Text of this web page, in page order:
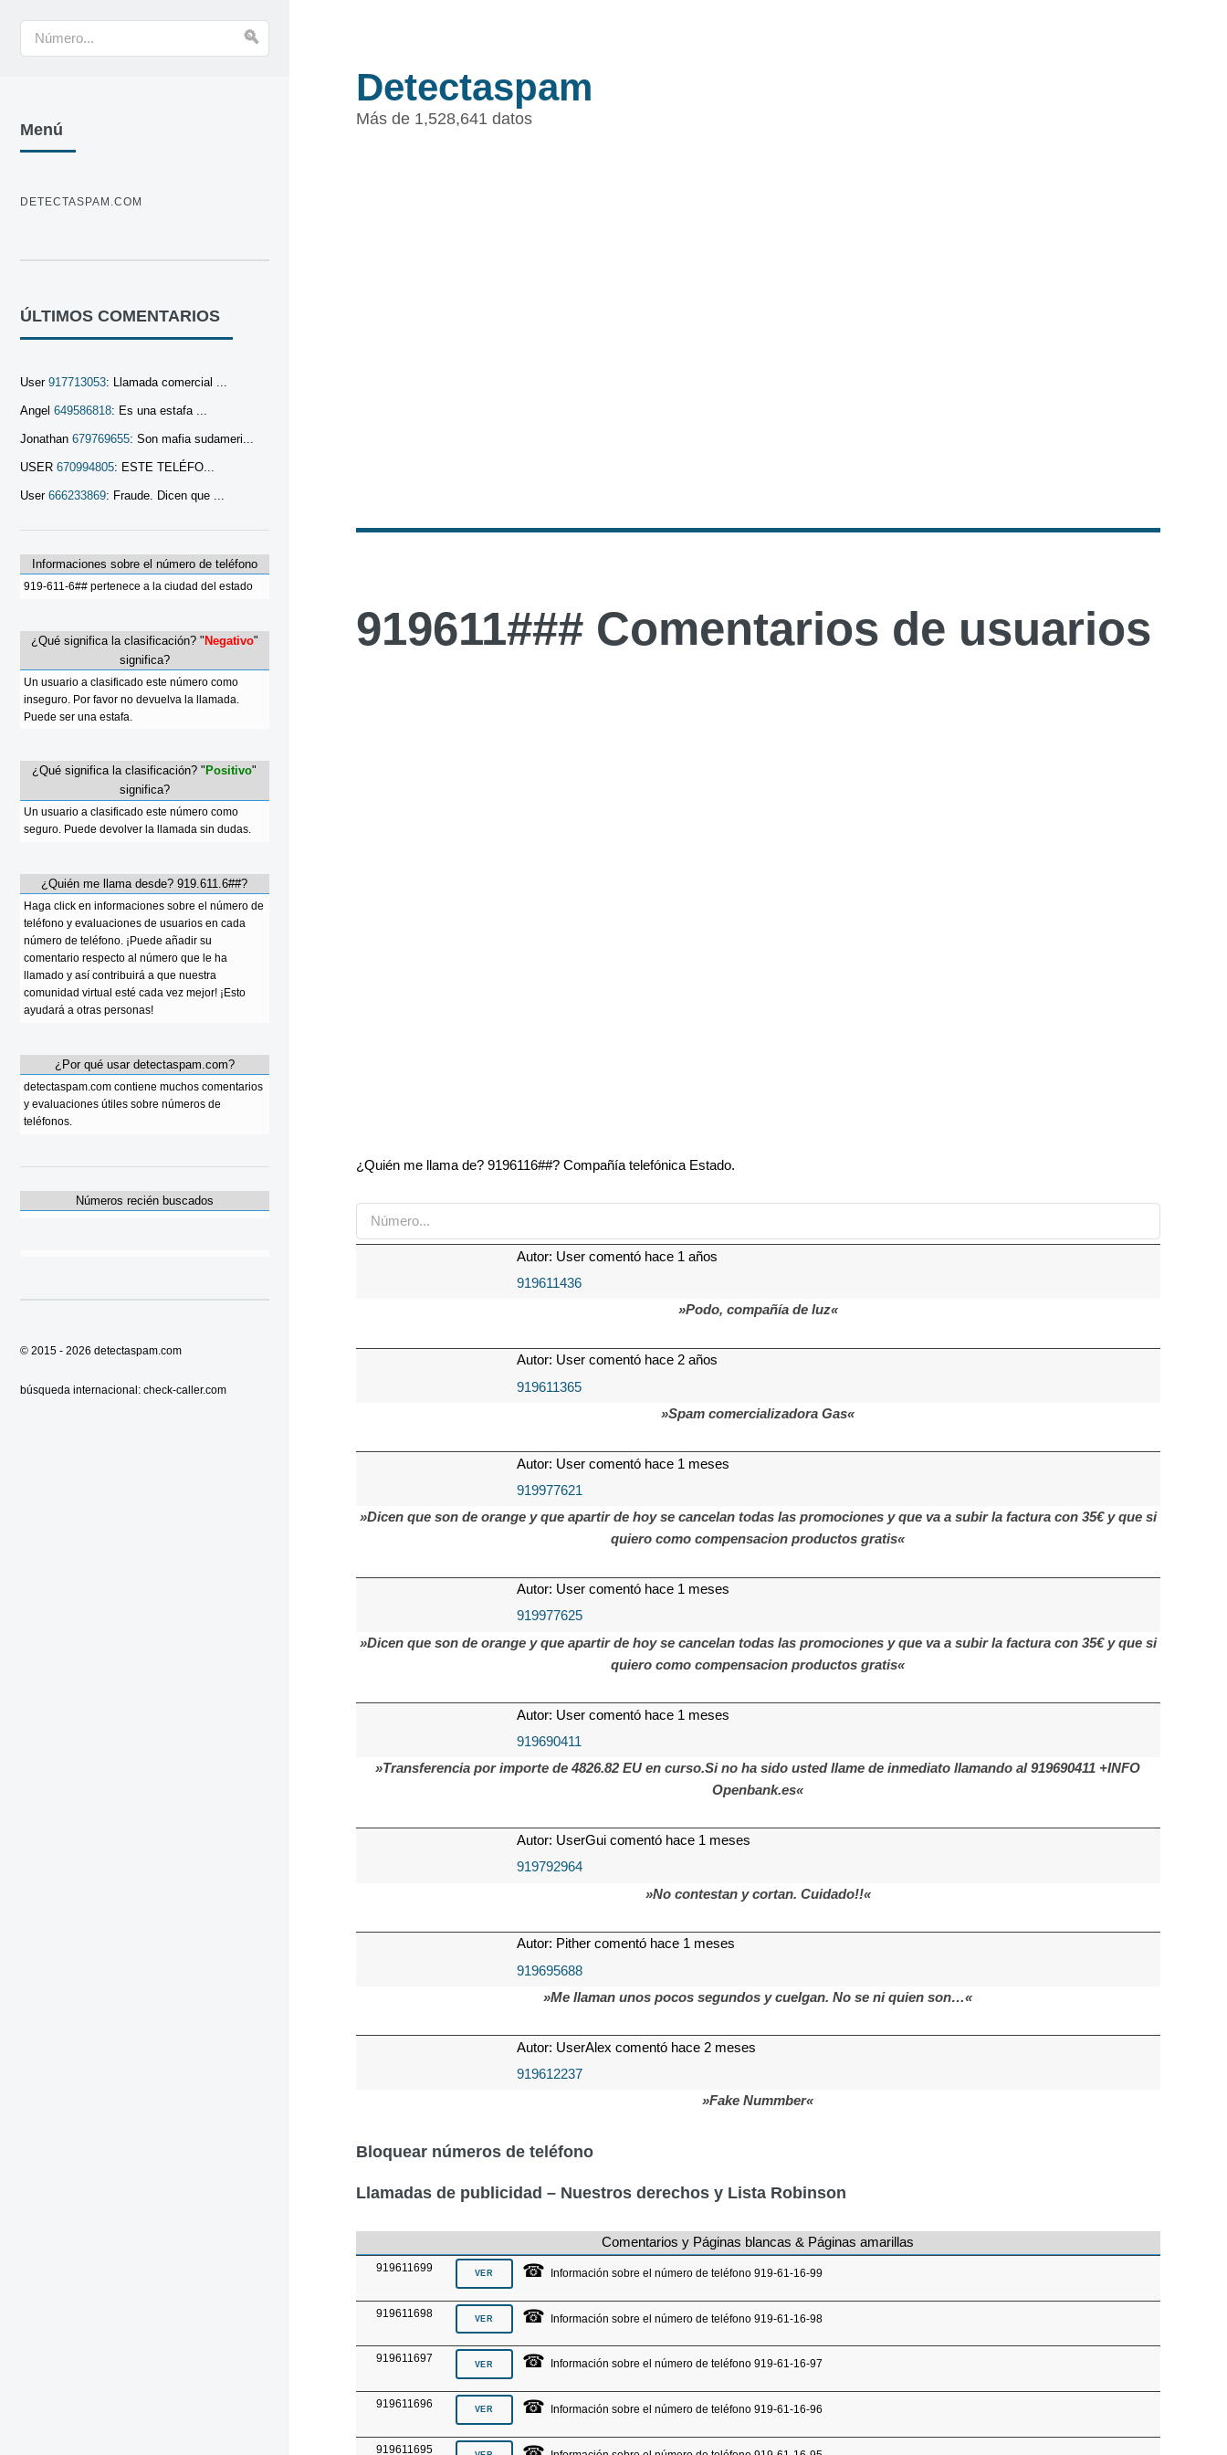
Detectaspam
Más de 1,528,641 datos
919611### Comentarios de usuarios
¿Quién me llama de? 9196116##? Compañía telefónica Estado.
Autor: User comentó hace 1 años
919611436
»Podo, compañía de luz«
Autor: User comentó hace 2 años
919611365
»Spam comercializadora Gas«
Autor: User comentó hace 1 meses
919977621
»Dicen que son de orange y que apartir de hoy se cancelan todas las promociones y que va a subir la factura con 35€ y que si
quiero como compensacion productos gratis«
Autor: User comentó hace 1 meses
919977625
»Dicen que son de orange y que apartir de hoy se cancelan todas las promociones y que va a subir la factura con 35€ y que si
quiero como compensacion productos gratis«
Autor: User comentó hace 1 meses
919690411
»Transferencia por importe de 4826.82 EU en curso.Si no ha sido usted llame de inmediato llamando al 919690411 +INFO
Openbank.es«
Autor: UserGui comentó hace 1 meses
919792964
»No contestan y cortan. Cuidado!!«
Autor: Pither comentó hace 1 meses
919695688
»Me llaman unos pocos segundos y cuelgan. No se ni quien son…«
Autor: UserAlex comentó hace 2 meses
919612237
»Fake Nummber«
Bloquear números de teléfono
Llamadas de publicidad – Nuestros derechos y Lista Robinson
Comentarios y Páginas blancas & Páginas amarillas
919611699 ☎ Información sobre el número de teléfono 919-61-16-99
919611698 ☎ Información sobre el número de teléfono 919-61-16-98
919611697 ☎ Información sobre el número de teléfono 919-61-16-97
919611696 ☎ Información sobre el número de teléfono 919-61-16-96
919611695
Menú
DETECTASPAM.COM
ÚLTIMOS COMENTARIOS
User 917713053: Llamada comercial ...
Angel 649586818: Es una estafa ...
Jonathan 679769655: Son mafia sudameri...
USER 670994805: ESTE TELÉFO...
User 666233869: Fraude. Dicen que ...
Informaciones sobre el número de teléfono
919-611-6## pertenece a la ciudad del estado
¿Qué significa la clasificación? "Negativo"
significa?
Un usuario a clasificado este número como
inseguro. Por favor no devuelva la llamada.
Puede ser una estafa.
¿Qué significa la clasificación? " Positivo"
significa?
Un usuario a clasificado este número como
seguro. Puede devolver la llamada sin dudas.
¿Quién me llama desde? 919.611.6##?
Haga click en informaciones sobre el número de
teléfono y evaluaciones de usuarios en cada
número de teléfono. ¡Puede añadir su
comentario respecto al número que le ha
llamado y así contribuirá a que nuestra
comunidad virtual esté cada vez mejor! ¡Esto
ayudará a otras personas!
¿Por qué usar detectaspam.com?
detectaspam.com contiene muchos comentarios
y evaluaciones útiles sobre números de
teléfonos.
Números recién buscados
© 2015 - 2026 detectaspam.com
búsqueda internacional: check-caller.com